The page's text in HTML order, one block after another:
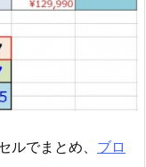
ルでまとめ、 ブロ